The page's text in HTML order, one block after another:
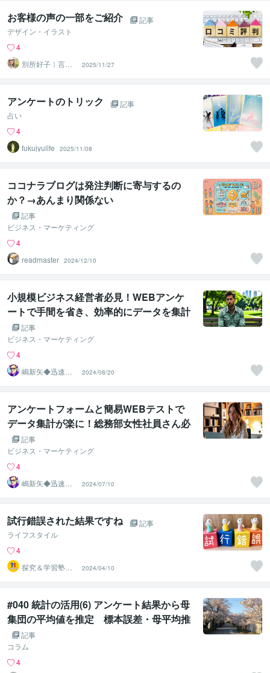
お客様の声の一部をご紹介
記事
デザイン・イラスト
4
別所好子｜言葉
の意図、魅力を
伝える探究者
2025/11/27
アンケートのトリック
記事
占い
4
fukujyulife
2025/11/08
ココナラブログは発注判断に寄与するの
か？→あんまり関係ない
記事
ビジネス・マーケティング
4
readmaster 2024/12/10
小規模ビジネス経営者必見！WEBアンケ
ートで手間を省き、効率的にデータを集計
する方法
記事
ビジネス・マーケティング
4
嶋新矢◆迅速で
多彩なビジネス
サポート◆
2024/08/20
アンケートフォームと簡易WEBテストで
データ集計が楽に！総務部女性社員さん必
見の解決法
記事
ビジネス・マーケティング
4
嶋新矢◆迅速で
多彩なビジネス
サポート◆
2024/07/10
試行錯誤された結果ですね
記事
ライフスタイル
4
探究＆学習塾｜
なぜラボ
2024/04/10
#040 統計の活用(6) アンケート結果から母
集団の平均値を推定 標本誤差・母平均推
定 記事
コラム
4